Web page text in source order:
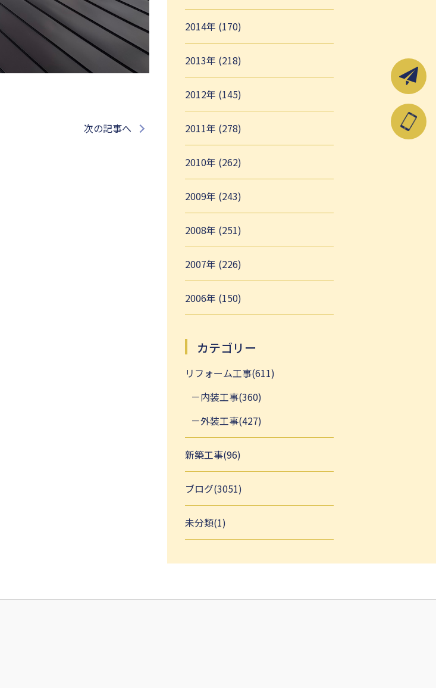
次の記事へ
2014年 (170)
2013年 (218)
2012年 (145)
2011年 (278)
2010年 (262)
2009年 (243)
2008年 (251)
2007年 (226)
2006年 (150)
カテゴリー
リフォーム工事(611)
内装工事(360)
外装工事(427)
新築工事(96)
ブログ(3051)
未分類(1)